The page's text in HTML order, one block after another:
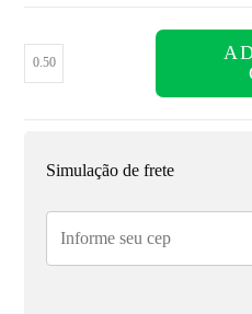
Simulação de frete